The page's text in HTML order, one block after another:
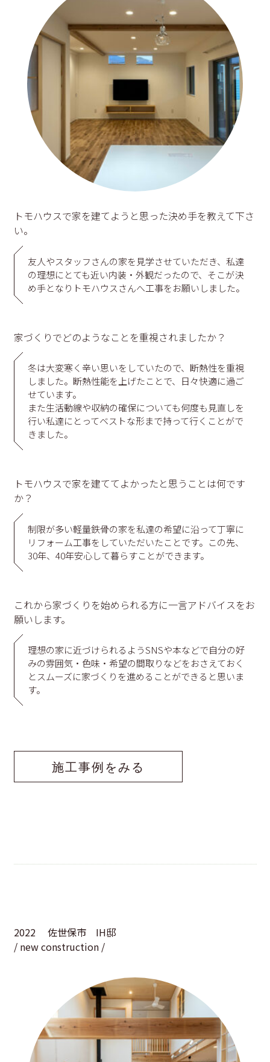
トモハウスで家を建てようと思った決め手を教えて下さ
い。
友人やスタッフさんの家を見学させていただき、私達
の理想にとても近い内装・外観だったので、そこが決
め手となりトモハウスさんへ工事をお願いしました。
家づくりでどのようなことを重視されましたか？
冬は大変寒く辛い思いをしていたので、断熱性を重視
しました。断熱性能を上げたことで、日々快適に過ご
せています。
また生活動線や収納の確保についても何度も見直しを
行い私達にとってベストな形まで持って行くことがで
きました。
トモハウスで家を建ててよかったと思うことは何です
か？
制限が多い軽量鉄骨の家を私達の希望に沿って丁寧に
リフォーム工事をしていただいたことです。この先、
30年、40年安心して暮らすことができます。
これから家づくりを始められる方に一言アドバイスをお
願いします。
理想の家に近づけられるようSNSや本などで自分の好
みの雰囲気・色味・希望の間取りなどをおさえておく
とスムーズに家づくりを進めることができると思いま
す。
施工事例をみる
2022
佐世保市 IH邸
/ new construction /